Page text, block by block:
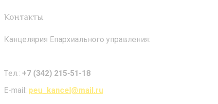
Контакты
Канцелярия Епархиального управления:
Tел.: +7 (342) 215-51-18
E-mail: peu_kancel@mail.ru